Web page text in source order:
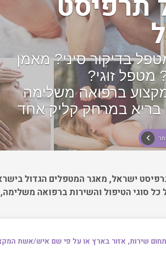
בדיקור סיני? מאמן
מטפל זוגי?
ברפואה משלימה
בריא במרחק קליק אחד
ישראל, מאגר המטפלים הגדול
סוגי הטיפול והשירות ברפואה משלימה,
שירות, אזור בארץ או על פי שם איש/אשת